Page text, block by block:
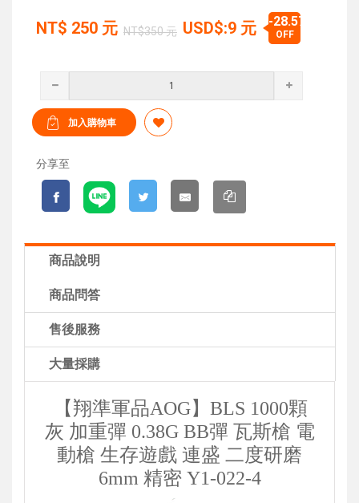
NT$ 250 元 NT$350 元 USD$:9 元 -28.57%
OFF
分享至
商品說明
商品問答
售後服務
大量採購
【翔準軍品AOG】BLS 1000顆
灰 加重彈 0.38G BB彈 瓦斯槍 電
動槍 生存遊戲 連盛 二度研磨
6mm 精密 Y1-022-4